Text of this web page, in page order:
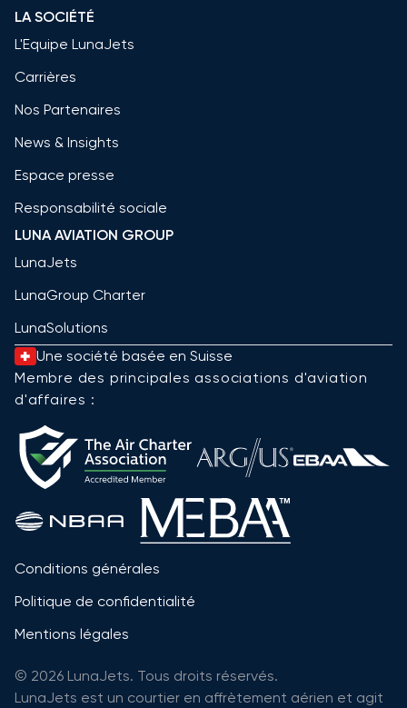
LA SOCIÉTÉ
L'Equipe LunaJets
Carrières
Nos Partenaires
News & Insights
Espace presse
Responsabilité sociale
LUNA AVIATION GROUP
LunaJets
LunaGroup Charter
LunaSolutions
Une société basée en Suisse
Membre des principales associations d'aviation
d'affaires :
Conditions générales
Politique de confidentialité
Mentions légales
© 2026 LunaJets. Tous droits réservés.
LunaJets est un courtier en affrètement aérien et agit